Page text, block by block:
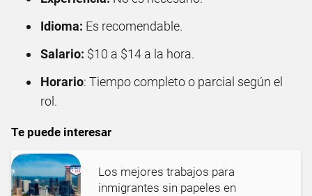
Idioma: Es recomendable.
Salario: $10 a $14 a la hora.
Horario: Tiempo completo o parcial según el
rol.
Te puede interesar
Los mejores trabajos para
inmigrantes sin papeles en